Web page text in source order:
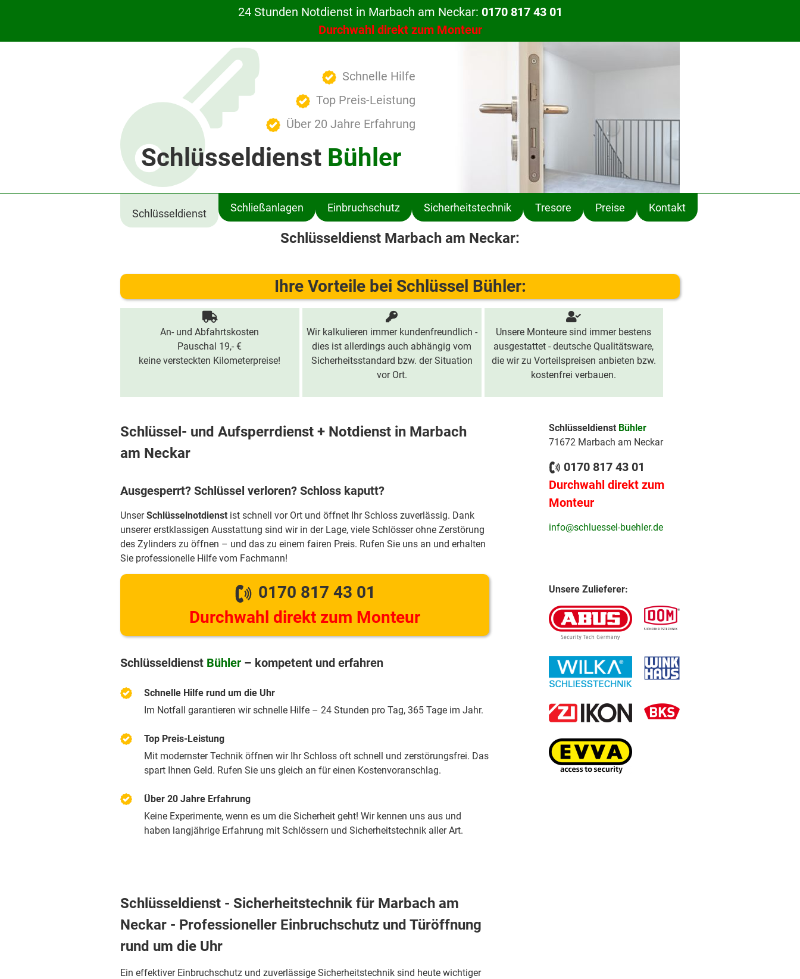
24 Stunden Notdienst in Marbach am Neckar: 0170 817 43 01
Durchwahl direkt zum Monteur
Schnelle Hilfe
Top Preis-Leistung
Über 20 Jahre Erfahrung
Schlüsseldienst Bühler
Schlüsseldienst Schließanlagen Einbruchschutz Sicherheitstechnik Tresore Preise Kontakt
Schlüsseldienst Marbach am Neckar:
Ihre Vorteile bei Schlüssel Bühler:
An- und Abfahrtskosten
Pauschal 19,- €
keine versteckten Kilometerpreise!
Wir kalkulieren immer kundenfreundlich -
dies ist allerdings auch abhängig vom
Sicherheitsstandard bzw. der Situation
vor Ort.
Unsere Monteure sind immer bestens
ausgestattet - deutsche Qualitätsware,
die wir zu Vorteilspreisen anbieten bzw.
kostenfrei verbauen.
Schlüssel- und Aufsperrdienst + Notdienst in Marbach
am Neckar
Ausgesperrt? Schlüssel verloren? Schloss kaputt?
UnserSchlüsselnotdienst ist schnell vor Ort und öffnet Ihr Schloss zuverlässig. Dank
unserer erstklassigen Ausstattung sind wir in der Lage, viele Schlösser ohne Zerstörung
des Zylinders zu öffnen – und das zu einem fairen Preis. Rufen Sie uns an und erhalten
Sie professionelle Hilfe vom Fachmann!
0170 817 43 01
Durchwahl direkt zum Monteur
Schlüsseldienst Bühler – kompetent und erfahren
Schnelle Hilfe rund um die Uhr
Im Notfall garantieren wir schnelle Hilfe – 24 Stunden pro Tag, 365 Tage im Jahr.
Top Preis-Leistung
Mit modernster Technik öffnen wir Ihr Schloss oft schnell und zerstörungsfrei. Das
spart Ihnen Geld. Rufen Sie uns gleich an für einen Kostenvoranschlag.
Über 20 Jahre Erfahrung
Keine Experimente, wenn es um die Sicherheit geht! Wir kennen uns aus und
haben langjährige Erfahrung mit Schlössern und Sicherheitstechnik aller Art.
Schlüsseldienst - Sicherheitstechnik für Marbach am
Neckar - Professioneller Einbruchschutz und Türöffnung
rund um die Uhr
Ein effektiver Einbruchschutz und zuverlässige Sicherheitstechnik sind heute wichtiger
Schlüsseldienst Bühler
71672 Marbach am Neckar
0170 817 43 01
Durchwahl direkt zum
Monteur
info@schluessel-buehler.de
Unsere Zulieferer: